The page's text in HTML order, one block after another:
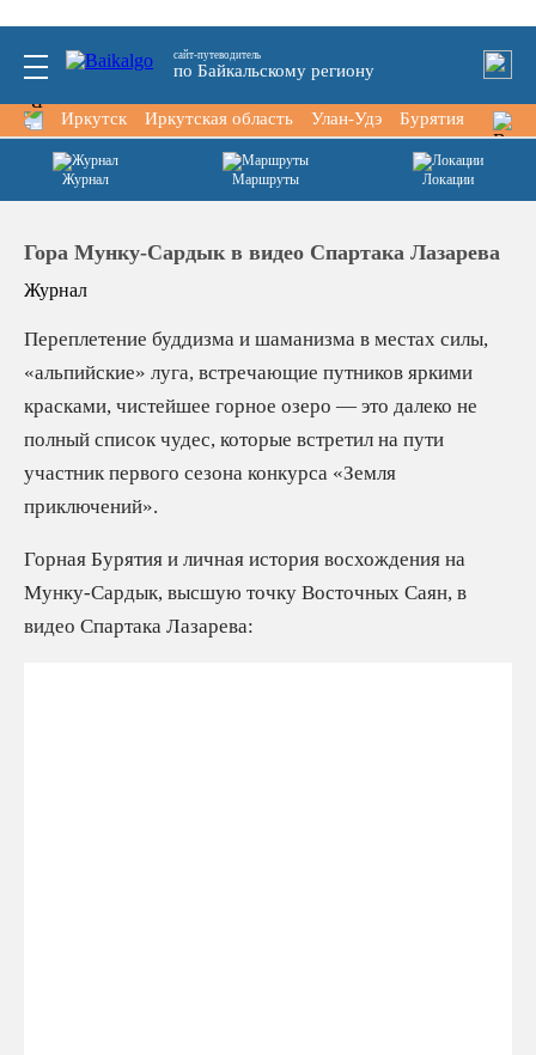
сайт-путеводитель
по Байкальскому региону
Иркутск Иркутская область Улан-Удэ Бурятия
Журнал Маршруты Локации
Гора Мунку-Сардык в видео Спартака Лазарева
Журнал
Переплетение буддизма и шаманизма в местах силы,
«альпийские» луга, встречающие путников яркими
красками, чистейшее горное озеро — это далеко не
полный список чудес, которые встретил на пути
участник первого сезона конкурса «Земля
приключений».
Горная Бурятия и личная история восхождения на
Мунку-Сардык, высшую точку Восточных Саян, в
видео Спартака Лазарева: